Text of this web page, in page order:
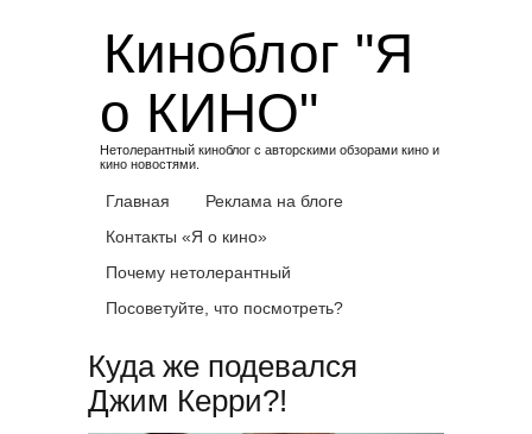
Киноблог "Я
о КИНО"
Нетолерантный киноблог с авторскими обзорами кино и
кино новостями.
Главная
Реклама на блоге
Контакты «Я о кино»
Почему нетолерантный
Посоветуйте, что посмотреть?
Куда же подевался
Джим Керри?!